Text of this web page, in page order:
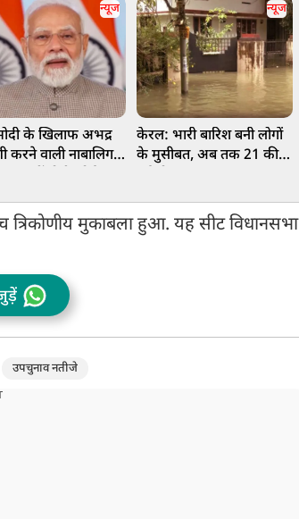
न्यूज
के खिलाफ अभद्र
करने वाली नाबालिग
न्यूज
केरल: भारी बारिश बनी लोगों
के मुसीबत, अब तक 21 की
त्रिकोणीय मुकाबला हुआ. यह सीट विधानसभा
उपचुनाव नतीजे